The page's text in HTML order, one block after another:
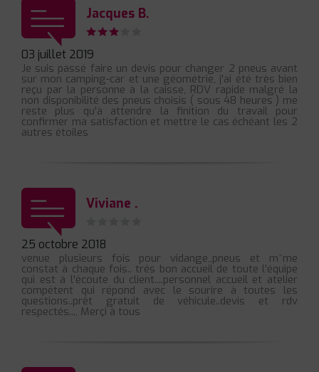
Jacques B.
03 juillet 2019
Je suis passé faire un devis pour changer 2 pneus avant
sur mon camping-car et une géométrie, j'ai été très bien
reçu par la personne à la caisse, RDV rapide malgré la
non disponibilité des pneus choisis ( sous 48 heures ) me
reste plus qu'à attendre la finition du travail pour
confirmer ma satisfaction et mettre le cas échéant les 2
autres étoiles
Viviane .
25 octobre 2018
venue plusieurs fois pour vidange,,pneus et m^me
constat à chaque fois.. trés bon accueil de toute l'équipe
qui est à l'écoute du client....personnel accueil et atelier
compétent qui répond avec le sourire à toutes les
questions..prêt gratuit de véhicule..devis et rdv
respectés..., Merçi à tous